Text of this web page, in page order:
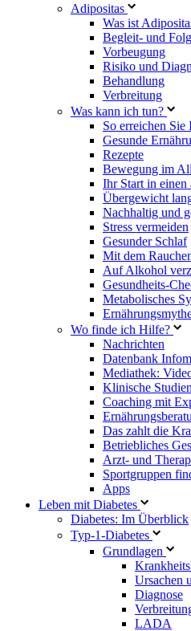
Adipositas
Was ist
Begleit- und
Vorbeugung
Risiko und
Behandlung
Verbreitung
Was kann ich tun?
So erreichen Sie
Gesunde
Rezepte
Bewegung im
Ihr Start in
Übergewicht
Nachhaltig und
Stress vermeiden
Gesunder Schlaf
Mit dem
Auf Alkohol
Gesundheits-
Metabolisches
Wo finde ich Hilfe?
Nachrichten
Datenbank
Mediathek:
Klinische
Coaching mit
Das zahlt die
Betriebliches
Arzt- und
Sportgruppen
Apps
Leben mit Diabetes
Diabetes: Im Überblick
Typ-1-Diabetes
Grundlagen
Ursachen
Diagnose
LADA